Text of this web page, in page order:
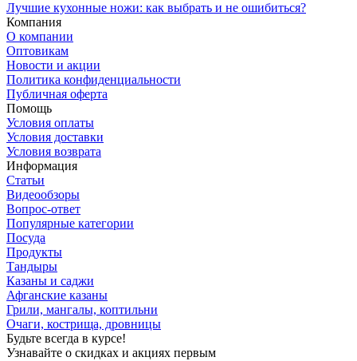
Лучшие кухонные ножи: как выбрать и не ошибиться?
Компания
О компании
Оптовикам
Новости и акции
Политика конфиденциальности
Публичная оферта
Помощь
Условия оплаты
Условия доставки
Условия возврата
Информация
Статьи
Видеообзоры
Вопрос-ответ
Популярные категории
Посуда
Продукты
Тандыры
Казаны и саджи
Афганские казаны
Грили, мангалы, коптильни
Очаги, кострища, дровницы
Будьте всегда в курсе!
Узнавайте о скидках и акциях первым